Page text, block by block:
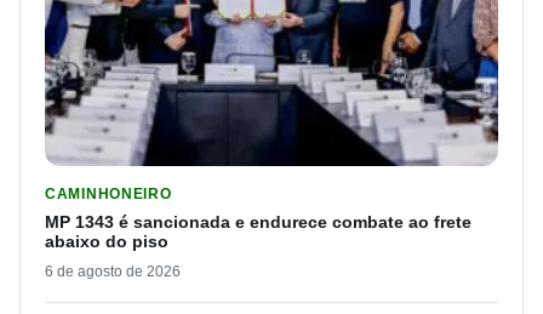
CAMINHONEIRO
MP 1343 é sancionada e endurece combate ao frete
abaixo do piso
6 de agosto de 2026